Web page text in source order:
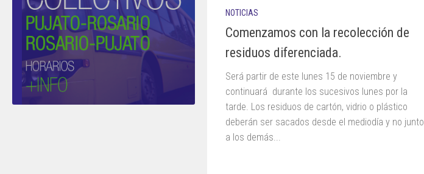
NOTICIAS
Comenzamos con la recolección de
residuos diferenciada.
Será partir de este lunes 15 de noviembre y
continuará durante los sucesivos lunes por la
tarde. Los residuos de cartón, vidrio o plástico
deberán ser sacados desde el mediodía y no junto
a los demás...